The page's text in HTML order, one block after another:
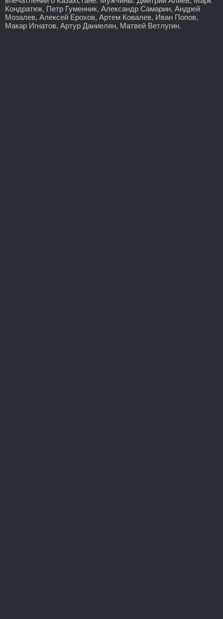
Кондратюк, Петр Гуменник, Александр Самарин, Андрей
Мозалев, Алексей Ерохов, Артем Ковалев, Иван Попов,
Макар Игнатов, Артур Даниелян, Матвей Ветлугин.